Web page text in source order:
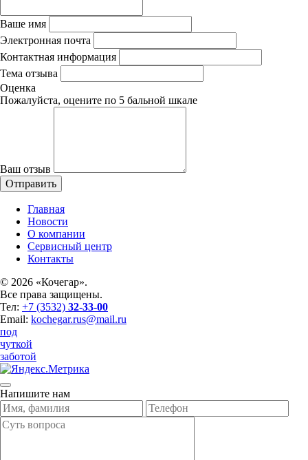
Ваше имя
Электронная почта
Контактная информация
Тема отзыва
Оценка
Пожалуйста, оцените по 5 бальной шкале
Ваш отзыв
Главная
Новости
О компании
Сервисный центр
Контакты
© 2026 «Кочегар».
Все права защищены.
Тел: +7 (3532) 32-33-00
Email: kochegar.rus@mail.ru
под
чуткой
заботой
Напишите нам